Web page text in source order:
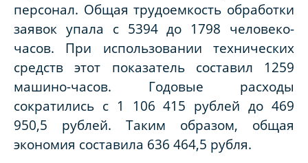
персонал. Общая трудоемкость обработки
заявок упала с 5394 до 1798 человеко-
часов. При использовании технических
средств этот показатель составил 1259
машино-часов. Годовые расходы
сократились с 1 106 415 рублей до 469
950,5 рублей. Таким образом, общая
экономия составила 636 464,5 рубля.